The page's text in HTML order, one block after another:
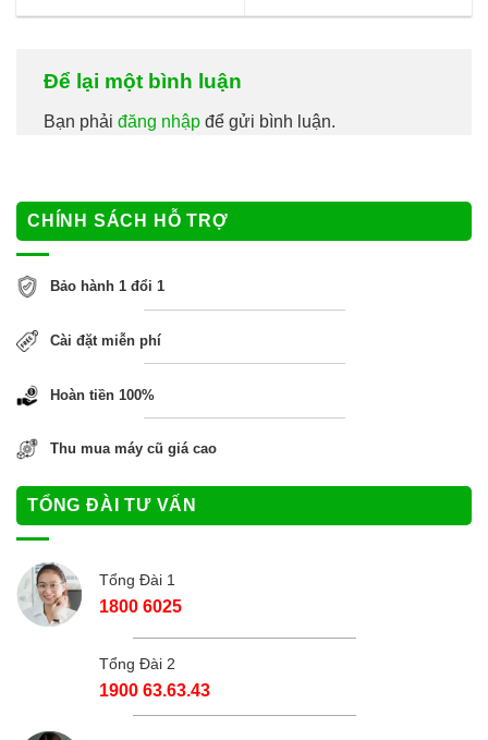
Để lại một bình luận
Bạn phải đăng nhập để gửi bình luận.
CHÍNH SÁCH HỖ TRỢ
Bảo hành 1 đổi 1
Cài đặt miễn phí
Hoàn tiền 100%
Thu mua máy cũ giá cao
TỔNG ĐÀI TƯ VẤN
Tổng Đài 1
1800 6025
Tổng Đài 2
1900 63.63.43